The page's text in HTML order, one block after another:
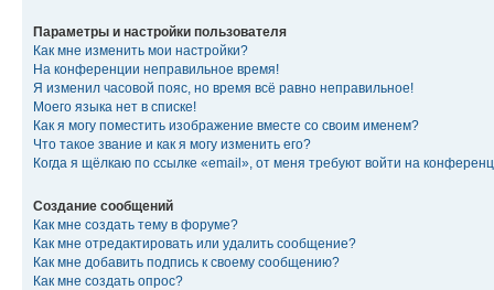
Параметры и настройки пользователя
Как мне изменить мои настройки?
На конференции неправильное время!
Я изменил часовой пояс, но время всё равно неправильное!
Моего языка нет в списке!
Как я могу поместить изображение вместе со своим именем?
Что такое звание и как я могу изменить его?
Когда я щёлкаю по ссылке «email», от меня требуют войти на
Создание сообщений
Как мне создать тему в форуме?
Как мне отредактировать или удалить сообщение?
Как мне добавить подпись к своему сообщению?
Как мне создать опрос?